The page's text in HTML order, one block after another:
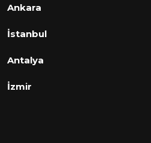
Ankara
İstanbul
Antalya
İzmir